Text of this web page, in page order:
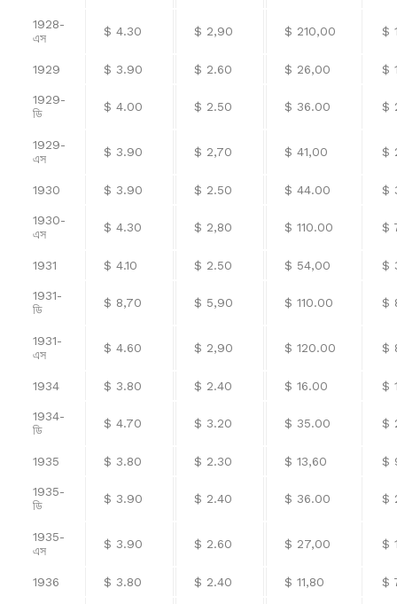
1928-
এস
$ 4.30 $ 2,90 $ 210,00 $
1929 $ 3.90 $ 2.60 $ 26,00 $
1929-
ডি
$ 4.00 $ 2.50 $ 36.00 $
1929-
এস
$ 3.90 $ 2,70 $ 41,00 $
1930 $ 3.90 $ 2.50 $ 44.00 $
1930-
এস
$ 4.30 $ 2,80 $ 110.00 $
1931 $ 4.10 $ 2.50 $ 54,00 $
1931-
ডি
$ 8,70 $ 5,90 $ 110.00 $
1931-
এস
$ 4.60 $ 2,90 $ 120.00 $
1934 $ 3.80 $ 2.40 $ 16.00 $
1934-
ডি
$ 4.70 $ 3.20 $ 35.00 $
1935 $ 3.80 $ 2.30 $ 13,60 $
1935-
ডি
$ 3.90 $ 2.40 $ 36.00 $
1935-
এস
$ 3.90 $ 2.60 $ 27,00 $
1936 $ 3.80 $ 2.40 $ 11,80 $